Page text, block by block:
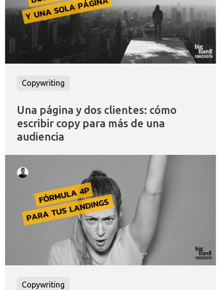
Copywriting
Una página y dos clientes: cómo
escribir copy para más de una
audiencia
Copywriting